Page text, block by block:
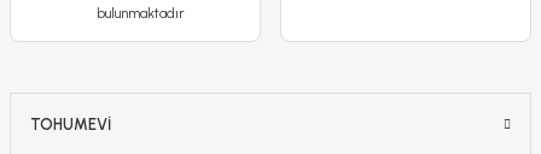
bulunmaktadır
TOHUMEVİ